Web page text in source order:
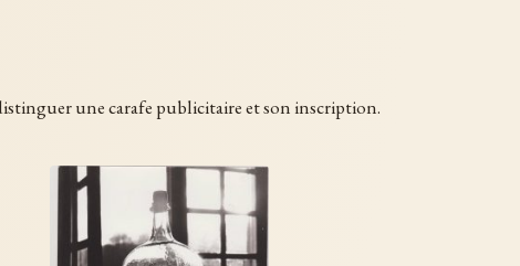
une carafe publicitaire et son inscription.